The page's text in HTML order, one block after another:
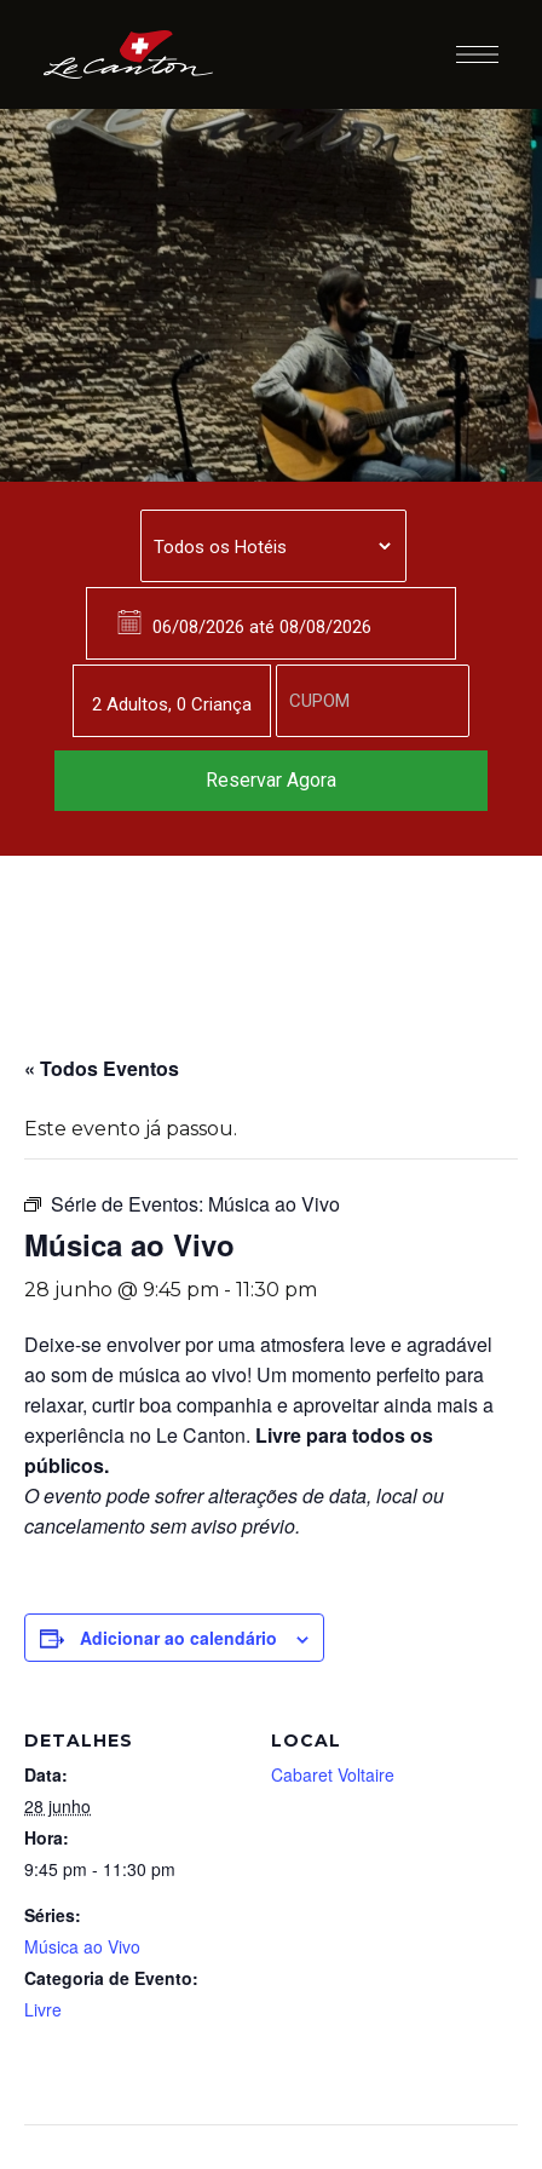
Música ao Vivo
« Todos Eventos
Este evento já passou.
Série de Eventos: Música ao Vivo
Música ao Vivo
28 junho @ 9:45 pm - 11:30 pm
Deixe-se envolver por uma atmosfera leve e agradável
ao som de música ao vivo! Um momento perfeito para
relaxar, curtir boa companhia e aproveitar ainda mais a
experiência no Le Canton. Livre para todos os
públicos.
O evento pode sofrer alterações de data, local ou
cancelamento sem aviso prévio.
Adicionar ao calendário
DETALHES
Data:
28 junho
Hora:
9:45 pm - 11:30 pm
Séries:
Música ao Vivo
Categoria de Evento:
Livre
LOCAL
Cabaret Voltaire
2 Adultos, 0 Criança
Reservar Agora